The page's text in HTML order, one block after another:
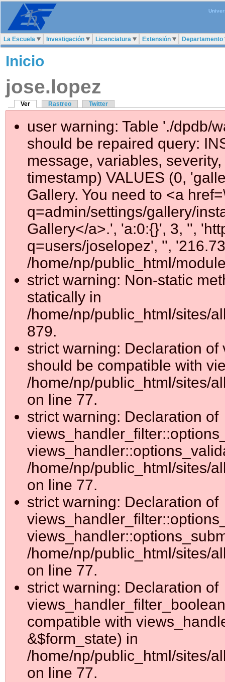
La Escuela Investigación Licenciatura Extensión Departamento
Inicio
jose.lopez
Ver Rastreo Twitter
user warning: Table './dpdb/
should be repaired query:
message, variables,
timestamp) VALUES (0,
Gallery. You need to <a
q=admin/settings/gallery/
Gallery</a>.', 'a:0:{}', 3, '',
q=users/joselopez', '',
/home/np/public_html/
strict warning: Non-static
statically in
/home/np/public_html/sites/
879.
strict warning: Declaration
should be compatible with
/home/np/public_html/sites/
on line 77.
strict warning: Declaration of
/home/np/public_html/sites/
on line 77.
strict warning: Declaration of
/home/np/public_html/sites/
on line 77.
strict warning: Declaration of
compatible with
&$form_state) in
/home/np/public_html/sites/
on line 77.